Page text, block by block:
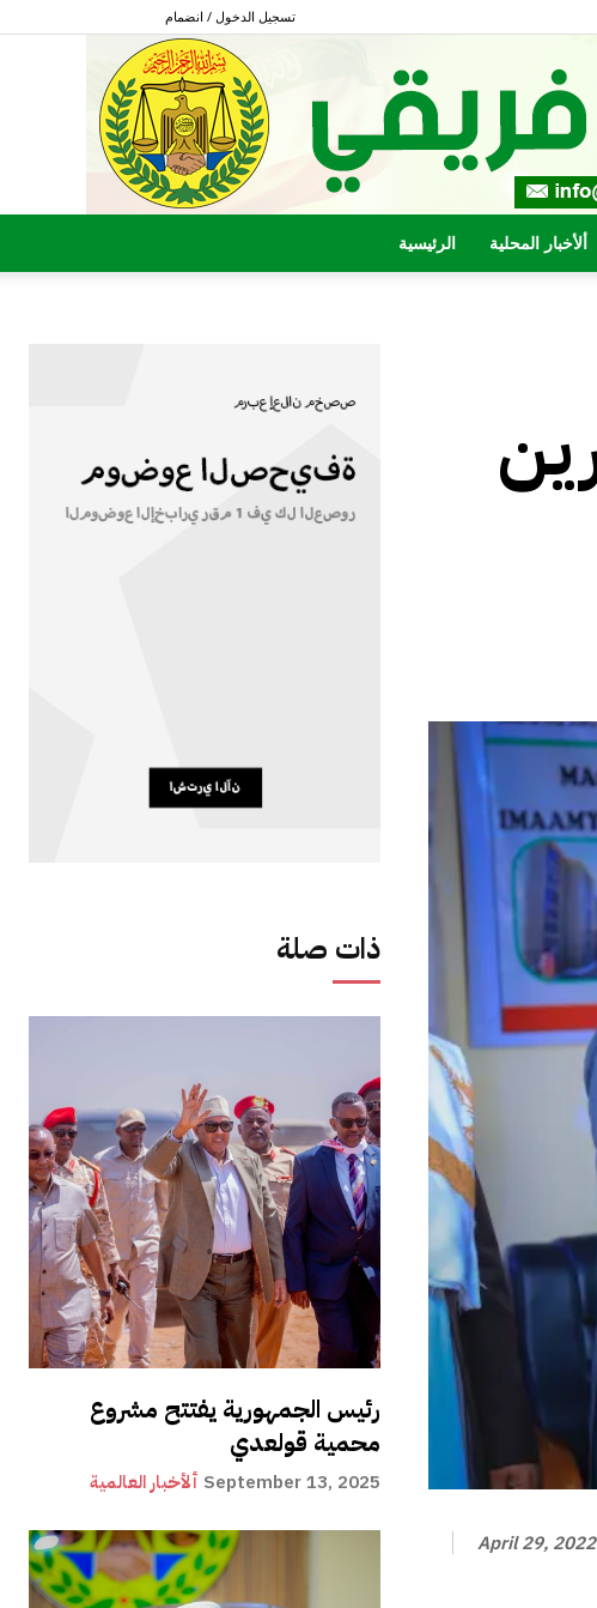
تسجيل الدخول / انضمام
الرئيسية ألأخبار المحلية
ذات صلة
رئيس الجمهورية يفتتح مشروع
محمية قولعدي
ألأخبار العالمية September 13, 2025
April 29, 2022